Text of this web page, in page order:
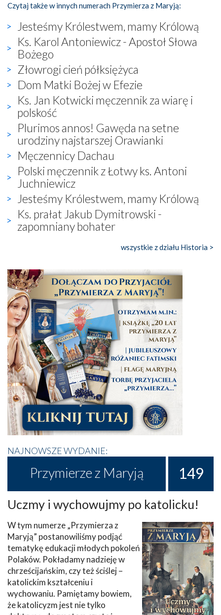
Czytaj także w innych numerach Przymierza z Maryją:
Jesteśmy Królestwem, mamy Królową
Ks. Karol Antoniewicz - Apostoł Słowa
Bożego
Złowrogi cień półksiężyca
Dom Matki Bożej w Efezie
Ks. Jan Kotwicki męczennik za wiarę i
polskość
Plurimos annos! Gawęda na setne
urodziny najstarszej Orawianki
Męczennicy Dachau
Polski męczennik z Łotwy ks. Antoni
Juchniewicz
Jesteśmy Królestwem, mamy Królową
Ks. prałat Jakub Dymitrowski -
zapomniany bohater
wszystkie z działu Historia >
NAJNOWSZE WYDANIE:
Przymierze z Maryją 149
Uczmy i wychowujmy po katolicku!
W tym numerze „Przymierza z
Maryją” postanowiliśmy podjąć
tematykę edukacji młodych pokoleń
Polaków. Pokładamy nadzieję w
chrześcijańskim, czy też ściślej –
katolickim kształceniu i
wychowaniu. Pamiętamy bowiem,
że katolicyzm jest nie tylko